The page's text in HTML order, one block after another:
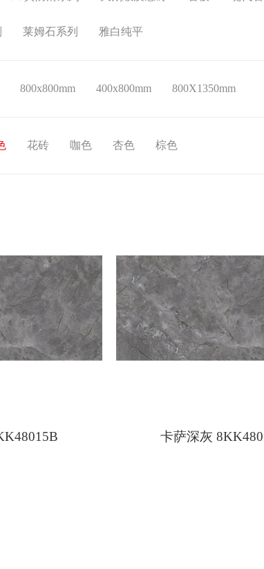
莱姆石系列 雅白纯平
800x800mm 400x800mm 800X1350mm
花砖 咖色 杏色 棕色
卡萨深灰